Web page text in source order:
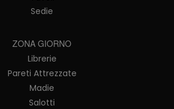
Sedie
ZONA GIORNO
Librerie
Pareti Attrezzate
Madie
Salotti